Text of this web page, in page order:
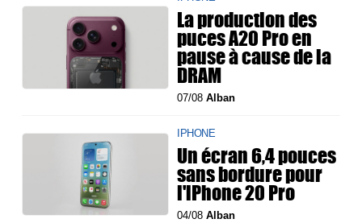
La production des
puces A20 Pro en
pause à cause de la
DRAM
07/08Alban
IPHONE
Un écran 6,4 pouces
sans bordure pour
l'iPhone 20 Pro
04/08Alban